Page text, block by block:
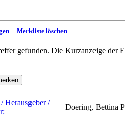
Merkliste löschen
gefunden. Die Kurzanzeige der
Herausgeber /
Doering, Bettina